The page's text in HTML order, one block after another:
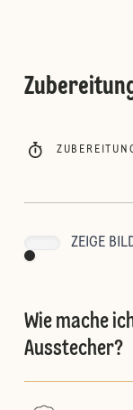
ZEIGE
Wie mache
Ausstecher?